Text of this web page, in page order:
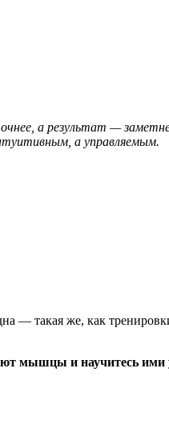
а результат —
а управляемым.
— такая же, как
мышцы и научитесь ими